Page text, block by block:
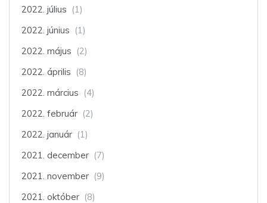
2022. július (1)
2022. június (1)
2022. május (2)
2022. április (8)
2022. március (4)
2022. február (2)
2022. január (1)
2021. december (7)
2021. november (9)
2021. október (8)